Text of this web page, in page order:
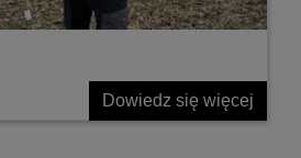
Dowiedz się więcej